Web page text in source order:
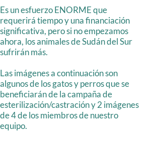
Es un esfuerzo ENORME que
requerirá tiempo y una financiación
significativa, pero si no empezamos
ahora, los animales de Sudán del Sur
sufrirán más.
Las imágenes a continuación son
algunos de los gatos y perros que se
beneficiarán de la campaña de
esterilización/castración y 2 imágenes
de 4 de los miembros de nuestro
equipo.